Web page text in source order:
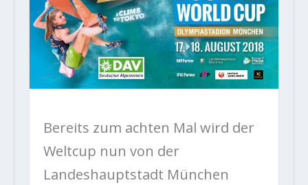
Bereits zum achten Mal wird der
Weltcup nun von der
Landeshauptstadt München